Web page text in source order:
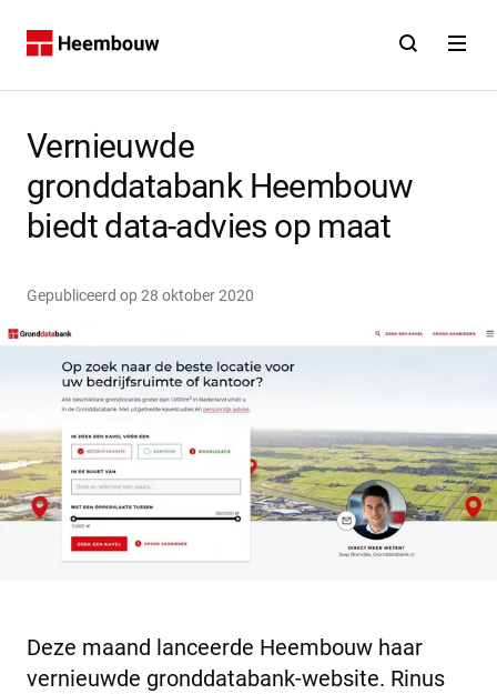
Home Open Open
Contact
Vernieuwde
gronddatabank Heembouw
biedt data-advies op maat
Gepubliceerd op 28 oktober 2020
Deze maand lanceerde Heembouw haar
vernieuwde gronddatabank-website. Rinus